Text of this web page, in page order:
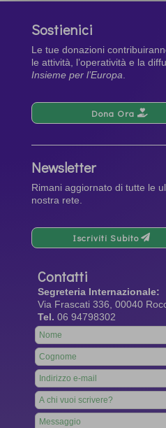
Sostienici
Le tue donazioni
le attività, l’operatività e la
Insieme per l’Europa.
Dona Ora
Newsletter
Rimani aggiornato di tutte le
nostra rete.
Iscriviti Subito
Contatti
Segreteria Internazionale:
Via Frascati 336, 00040
Tel. 06 94798302
Leave
this
field
blank